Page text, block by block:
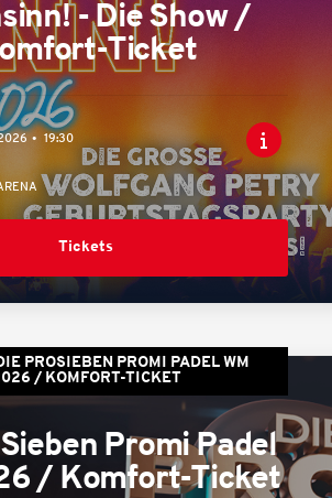
- Die Show /
Ticket
19:30
Tickets
PROSIEBEN PROMI PADEL WM
/ KOMFORT-TICKET
Promi Padel
/ Komfort-Ticket